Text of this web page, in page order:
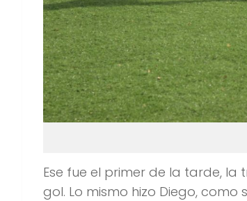
Ese fue el primer de la tarde,
gol. Lo mismo hizo Diego,